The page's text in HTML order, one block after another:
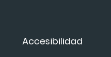
Accesibilidad